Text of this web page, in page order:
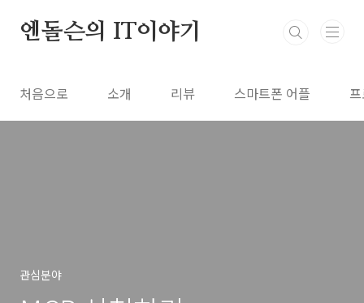
엔돌슨의 IT이야기
처음으로 소개 리뷰 스마트폰 어플
관심분야